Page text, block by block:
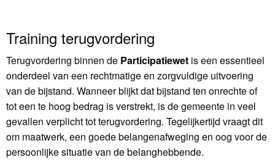
Training terugvordering
Terugvordering binnen de Participatiewet is een essentieel
onderdeel van een rechtmatige en zorgvuldige uitvoering
van de bijstand. Wanneer blijkt dat bijstand ten onrechte of
tot een te hoog bedrag is verstrekt, is de gemeente in veel
gevallen verplicht tot terugvordering. Tegelijkertijd vraagt dit
om maatwerk, een goede belangenafweging en oog voor de
persoonlijke situatie van de belanghebbende.